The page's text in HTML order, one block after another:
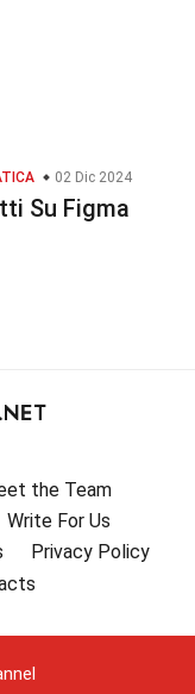
02 Dic 2024
Su Figma
the Team
Write For Us
Privacy Policy